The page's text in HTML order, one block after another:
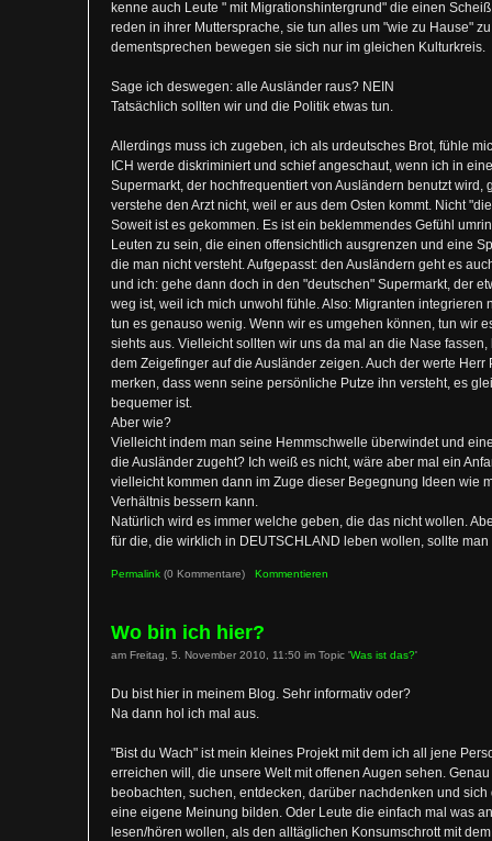
kenne auch Leute " mit Migrationshintergrund" die einen
reden in ihrer Muttersprache, sie tun alles um "wie zu Hause"
dementsprechen bewegen sie sich nur im gleichen Kulturkreis.
Sage ich deswegen: alle Ausländer raus? NEIN
Tatsächlich sollten wir und die Politik etwas tun.
Allerdings muss ich zugeben, ich als urdeutsches Brot, fühle
ICH werde diskriminiert und schief angeschaut, wenn ich in
Supermarkt, der hochfrequentiert von Ausländern benutzt wird,
verstehe den Arzt nicht, weil er aus dem Osten kommt. Nicht
Soweit ist es gekommen. Es ist ein beklemmendes Gefühl
Leuten zu sein, die einen offensichtlich ausgrenzen und eine
die man nicht versteht. Aufgepasst: den Ausländern geht es
und ich: gehe dann doch in den "deutschen" Supermarkt, der
weg ist, weil ich mich unwohl fühle. Also: Migranten integrieren
tun es genauso wenig. Wenn wir es umgehen können, tun wir
siehts aus. Vielleicht sollten wir uns da mal an die Nase fassen,
dem Zeigefinger auf die Ausländer zeigen. Auch der werte Herr
merken, dass wenn seine persönliche Putze ihn versteht, es
bequemer ist.
Aber wie?
Vielleicht indem man seine Hemmschwelle überwindet und
die Ausländer zugeht? Ich weiß es nicht, wäre aber mal ein
vielleicht kommen dann im Zuge dieser Begegnung Ideen wie
Verhältnis bessern kann.
Natürlich wird es immer welche geben, die das nicht wollen.
für die, die wirklich in DEUTSCHLAND leben wollen, sollte man
Permalink (0 Kommentare) Kommentieren
Wo bin ich hier?
am Freitag, 5. November 2010, 11:50 im Topic 'Was ist das?'
Du bist hier in meinem Blog. Sehr informativ oder?
Na dann hol ich mal aus.
"Bist du Wach" ist mein kleines Projekt mit dem ich all jene
erreichen will, die unsere Welt mit offenen Augen sehen.
beobachten, suchen, entdecken, darüber nachdenken und sich
eine eigene Meinung bilden. Oder Leute die einfach mal was
lesen/hören wollen, als den alltäglichen Konsumschrott mit